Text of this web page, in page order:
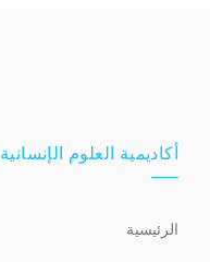
أكاديمية العلوم الإنسانية
الرئيسية